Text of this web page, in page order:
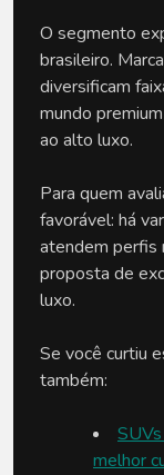
O segmento
brasileiro.
diversificam
mundo
ao alto luxo.
Para quem
favorável: há
atendem perfis
proposta de
luxo.
Se você curtiu
também:
melhor